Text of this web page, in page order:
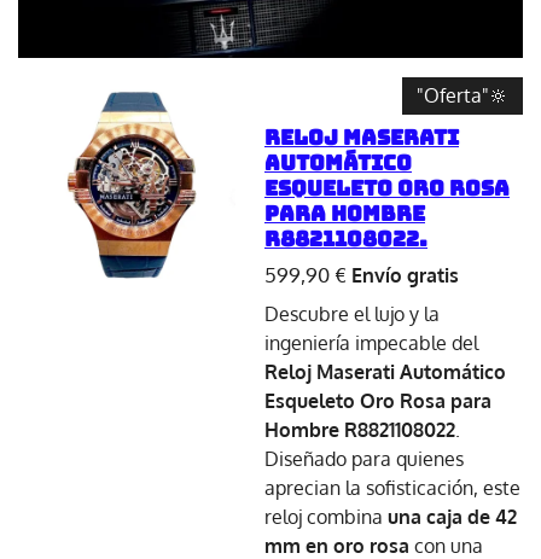
"Oferta"🔆
Reloj Maserati
Automático
Esqueleto Oro Rosa
para Hombre
R8821108022.
599,90 € Envío gratis
Descubre el lujo y la
ingeniería impecable del
Reloj Maserati Automático
Esqueleto Oro Rosa para
Hombre R8821108022
Diseñado para quienes
aprecian la sofisticación, este
reloj combina una caja de 42
mm en oro rosa con una